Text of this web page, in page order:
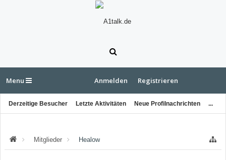
Menu
Derzeitige Besucher Letzte Aktivitäten Neue Profilnachrichten ...
Anmelden Registrieren
Mitglieder Healow